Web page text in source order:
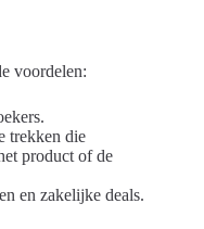
voordelen:
trekken die
product of de
en zakelijke deals.